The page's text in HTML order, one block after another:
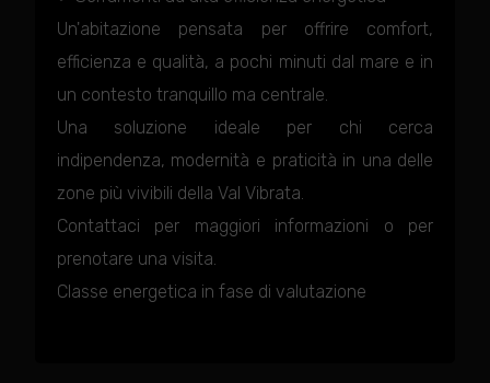
Un'abitazione pensata per offrire comfort,
efficienza e qualità, a pochi minuti dal mare e in
un contesto tranquillo ma centrale.
Una soluzione ideale per chi cerca
indipendenza, modernità e praticità in una delle
zone più vivibili della Val Vibrata.
Contattaci per maggiori informazioni o per
prenotare una visita.
Classe energetica in fase di valutazione